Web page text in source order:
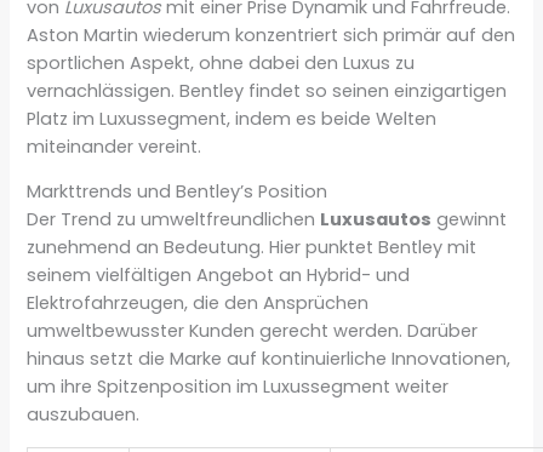
von Luxusautos mit einer Prise Dynamik und Fahrfreude.
Aston Martin wiederum konzentriert sich primär auf den
sportlichen Aspekt, ohne dabei den Luxus zu
vernachlässigen. Bentley findet so seinen einzigartigen
Platz im Luxussegment, indem es beide Welten
miteinander vereint.
Markttrends und Bentley’s Position
Der Trend zu umweltfreundlichen Luxusautos gewinnt
zunehmend an Bedeutung. Hier punktet Bentley mit
seinem vielfältigen Angebot an Hybrid- und
Elektrofahrzeugen, die den Ansprüchen
umweltbewusster Kunden gerecht werden. Darüber
hinaus setzt die Marke auf kontinuierliche Innovationen,
um ihre Spitzenposition im Luxussegment weiter
auszubauen.